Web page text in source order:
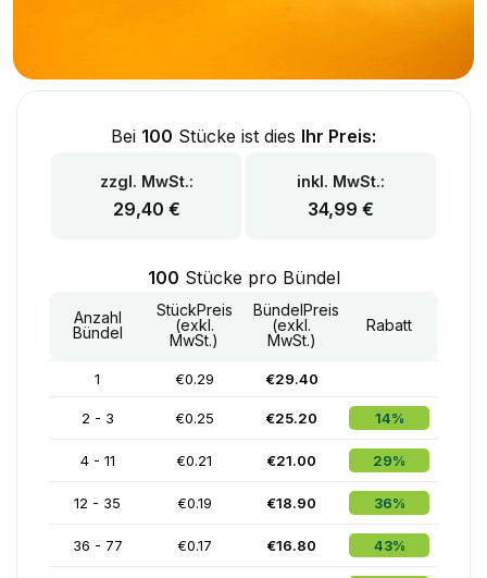
Bei 100 Stücke ist dies Ihr Preis:
zzgl. MwSt.:
29,40 €
inkl. MwSt.:
34,99 €
100 Stücke pro Bündel
Anzahl
Bündel
StückPreis
(exkl.
MwSt.)
BündelPreis
(exkl.
MwSt.)
Rabatt
1 €0.29 €29.40
2 - 3 €0.25 €25.20 14%
4 - 11 €0.21 €21.00 29%
12 - 35 €0.19 €18.90 36%
36 - 77 €0.17 €16.80 43%